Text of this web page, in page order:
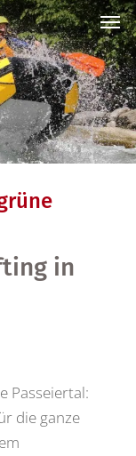
in
Passeiertal:
die ganze